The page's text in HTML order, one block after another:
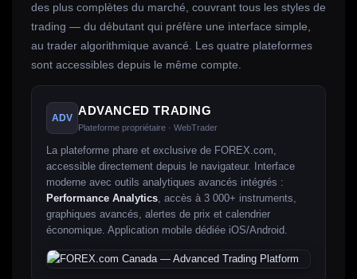
des plus complètes du marché, couvrant tous les styles de
trading — du débutant qui préfère une interface simple,
au trader algorithmique avancé. Les quatre plateformes
sont accessibles depuis le même compte.
ADV
ADVANCED TRADING
Plateforme propriétaire · WebTrader
La plateforme phare et exclusive de FOREX.com,
accessible directement depuis le navigateur. Interface
moderne avec outils analytiques avancés intégrés :
Performance Analytics, accès à 3 000+ instruments,
graphiques avancés, alertes de prix et calendrier
économique. Application mobile dédiée iOS/Android.